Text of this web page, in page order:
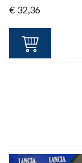
€ 32,36